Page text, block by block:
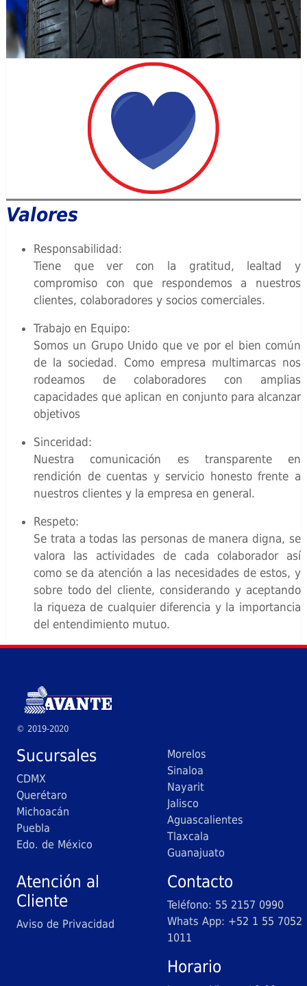
Valores
Responsabilidad:
Tiene que ver con la gratitud, lealtad y
compromiso con que respondemos a nuestros
clientes, colaboradores y socios comerciales.
Trabajo en Equipo:
Somos un Grupo Unido que ve por el bien común
de la sociedad. Como empresa multimarcas nos
rodeamos de colaboradores con amplias
capacidades que aplican en conjunto para alcanzar
objetivos
Sinceridad:
Nuestra comunicación es transparente en
rendición de cuentas y servicio honesto frente a
nuestros clientes y la empresa en general.
Respeto:
Se trata a todas las personas de manera digna, se
valora las actividades de cada colaborador así
como se da atención a las necesidades de estos, y
sobre todo del cliente, considerando y aceptando
la riqueza de cualquier diferencia y la importancia
del entendimiento mutuo.
© 2019-2020
Sucursales
CDMX
Querétaro
Michoacán
Puebla
Edo. de México
Morelos
Sinaloa
Nayarit
Jalisco
Aguascalientes
Tlaxcala
Guanajuato
Atención al
Cliente
Aviso de Privacidad
Contacto
Teléfono: 55 2157 0990
Whats App: +52 1 55 7052
1011
Horario